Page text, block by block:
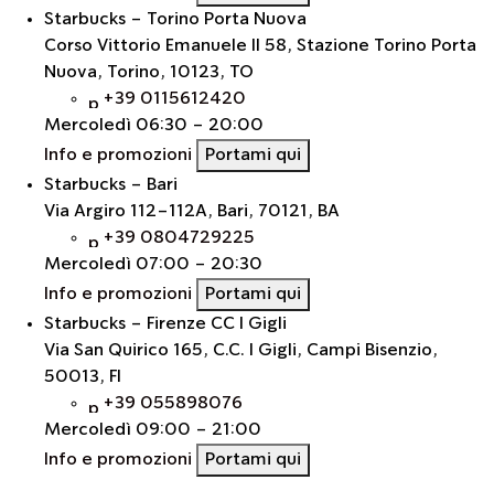
Starbucks - Torino Porta Nuova
Corso Vittorio Emanuele II 58, Stazione Torino Porta
Nuova, Torino, 10123, TO
+39 0115612420
Mercoledì 06:30 - 20:00
Info e promozioni
Portami qui
Starbucks - Bari
Via Argiro 112-112A, Bari, 70121, BA
+39 0804729225
Mercoledì 07:00 - 20:30
Info e promozioni
Portami qui
Starbucks - Firenze CC I Gigli
Via San Quirico 165, C.C. I Gigli, Campi Bisenzio,
50013, FI
+39 055898076
Mercoledì 09:00 - 21:00
Info e promozioni
Portami qui